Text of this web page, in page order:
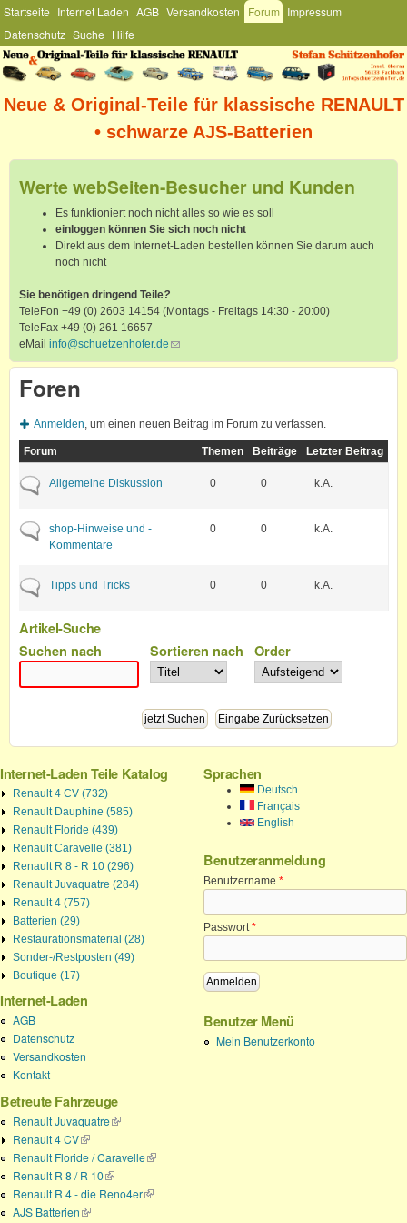
Direkt zum Inhalt
Hauptmenü
Startseite Internet Laden AGB Versandkosten Forum Impressum
Datenschutz Suche Hilfe
Stefan
Schützenhofer
Neue & Original-Teile für klassische RENAULT
• schwarze AJS-Batterien
Werte webSeiten-Besucher und Kunden
Es funktioniert noch nicht alles so wie es soll
einloggen können Sie sich noch nicht
Direkt aus dem Internet-Laden bestellen können Sie darum auch
noch nicht
Sie benötigen dringend Teile?
TeleFon +49 (0) 2603 14154 (Montags - Freitags 14:30 - 20:00)
TeleFax +49 (0) 261 16657
eMail info@schuetzenhofer.de (link sends e-mail)
Foren
Anmelden , um einen neuen Beitrag im Forum zu verfassen.
Forum Themen Beiträge Letzter Beitrag
Keine neuen Beiträge
Allgemeine Diskussion 0 0 k.A.
Keine neuen Beiträge
shop-Hinweise und -
Kommentare
0 0 k.A.
Keine neuen Beiträge
Tipps und Tricks 0 0 k.A.
Artikel-Suche
Suchen nach
Sortieren nach Order
Internet-Laden Teile Katalog
Renault 4 CV (732)
Renault Dauphine (585)
Renault Floride (439)
Renault Caravelle (381)
Renault R 8 - R 10 (296)
Renault Juvaquatre (284)
Renault 4 (757)
Batterien (29)
Restaurationsmaterial (28)
Sonder-/Restposten (49)
Boutique (17)
Internet-Laden
AGB
Datenschutz
Versandkosten
Kontakt
Betreute Fahrzeuge
Renault Juvaquatre(Link ist extern)
Renault 4 CV(Link ist extern)
Renault Floride / Caravelle(Link ist extern)
Renault R 8 / R 10(Link ist extern)
Renault R 4 - die Reno4er(Link ist extern)
AJS Batterien(Link ist extern)
Sprachen
Deutsch
Français
English
Benutzeranmeldung
Benutzername *
Passwort*
Benutzer Menü
Mein Benutzerkonto